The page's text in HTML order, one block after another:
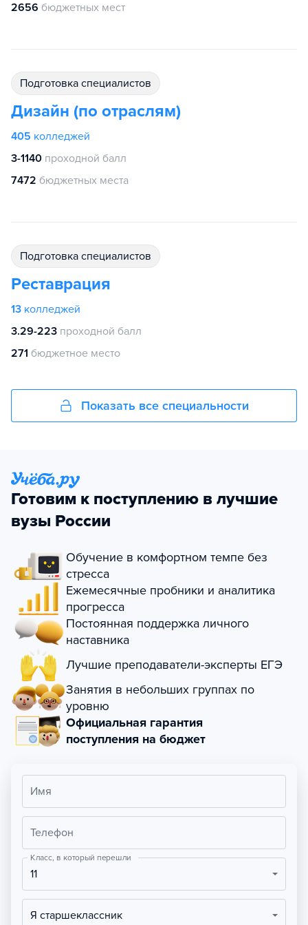
2656 бюджетных мест
подготовка специалистов
Дизайн (по отраслям)
405 колледжей
3-1140 проходной балл
7472 бюджетных места
подготовка специалистов
Реставрация
13 колледжей
3.29-223 проходной балл
271 бюджетное место
Показать все специальности
Готовим к поступлению в лучшие
вузы России
Обучение в комфортном темпе без
стресса
Ежемесячные пробники и аналитика
прогресса
Постоянная поддержка личного
наставника
Лучшие преподаватели-эксперты ЕГЭ
Занятия в небольших группах по
уровню
Официальная гарантия
поступления на бюджет
Имя
Телефон
Класс, в который перешли
11
Я старшеклассник